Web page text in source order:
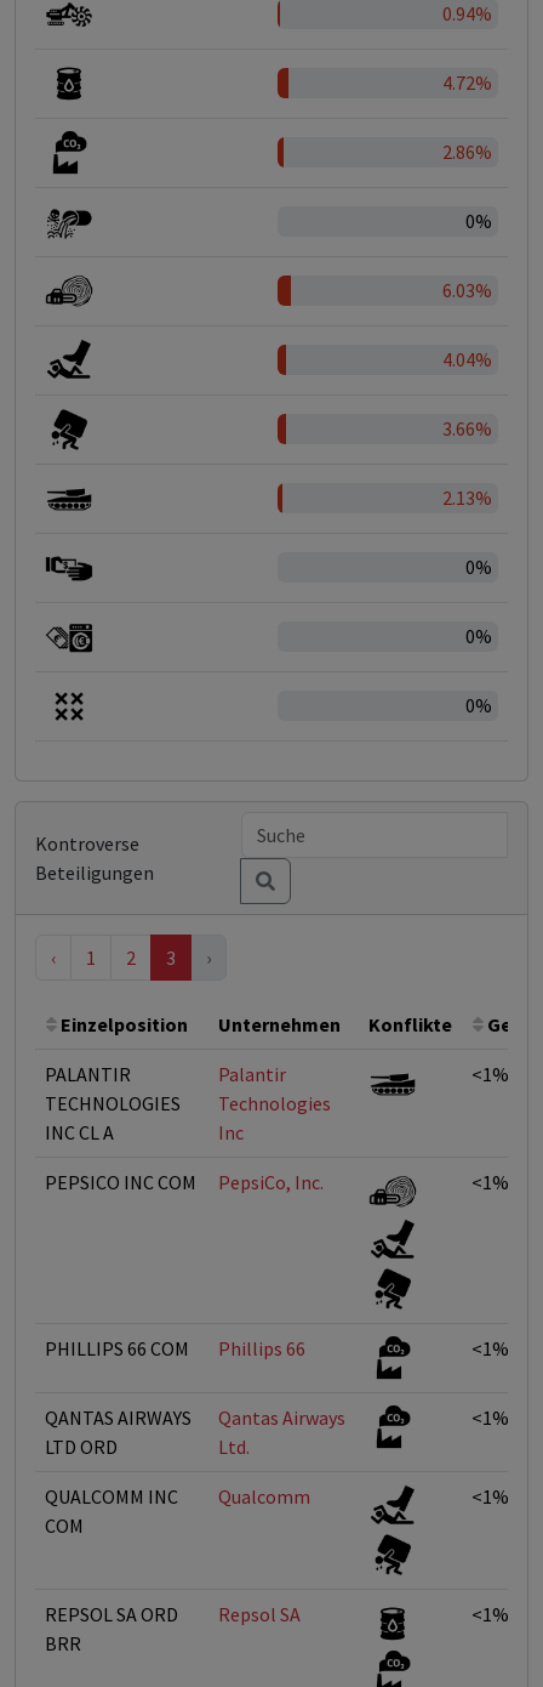
0.94%
4.72%
2.86%
0%
6.03%
4.04%
3.66%
2.13%
0%
0%
0%
Kontroverse
Beteiligungen
‹ 1 2 3 ›
Einzelposition Unternehmen Konflikte
PALANTIR
TECHNOLOGIES
INC CL A
Palantir
Technologies
Inc
<1%
PEPSICO INC COM PepsiCo, Inc. <1%
PHILLIPS 66 COM Phillips 66 <1%
QANTAS AIRWAYS
LTD ORD
Qantas Airways
Ltd.
<1%
QUALCOMM INC
COM
Qualcomm <1%
REPSOL SA ORD
BRR
Repsol SA <1%